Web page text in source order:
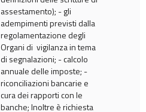
assestamento); - gli
adempimenti previsti dalla
regolamentazione degli
Organi di vigilanza in tema
di segnalazioni; - calcolo
annuale delle imposte; -
riconciliazioni bancarie e
cura dei rapporti con le
banche; Inoltre è richiesta